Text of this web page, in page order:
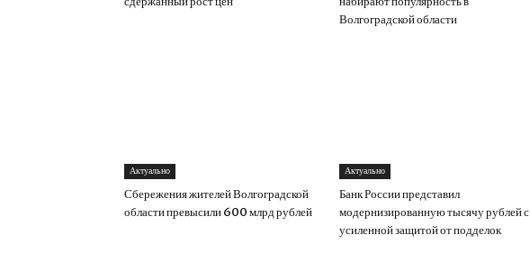
Волгоградской области
Актуально
Сбережения жителей Волгоградской
области превысили 600 млрд рублей
Актуально
Банк России представил
модернизированную тысячу рублей с
усиленной защитой от подделок